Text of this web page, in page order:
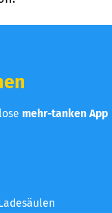
mehr-tanken App